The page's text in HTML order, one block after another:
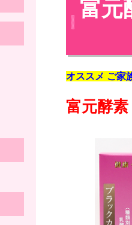
富元
オススメ ご家
富元酵素